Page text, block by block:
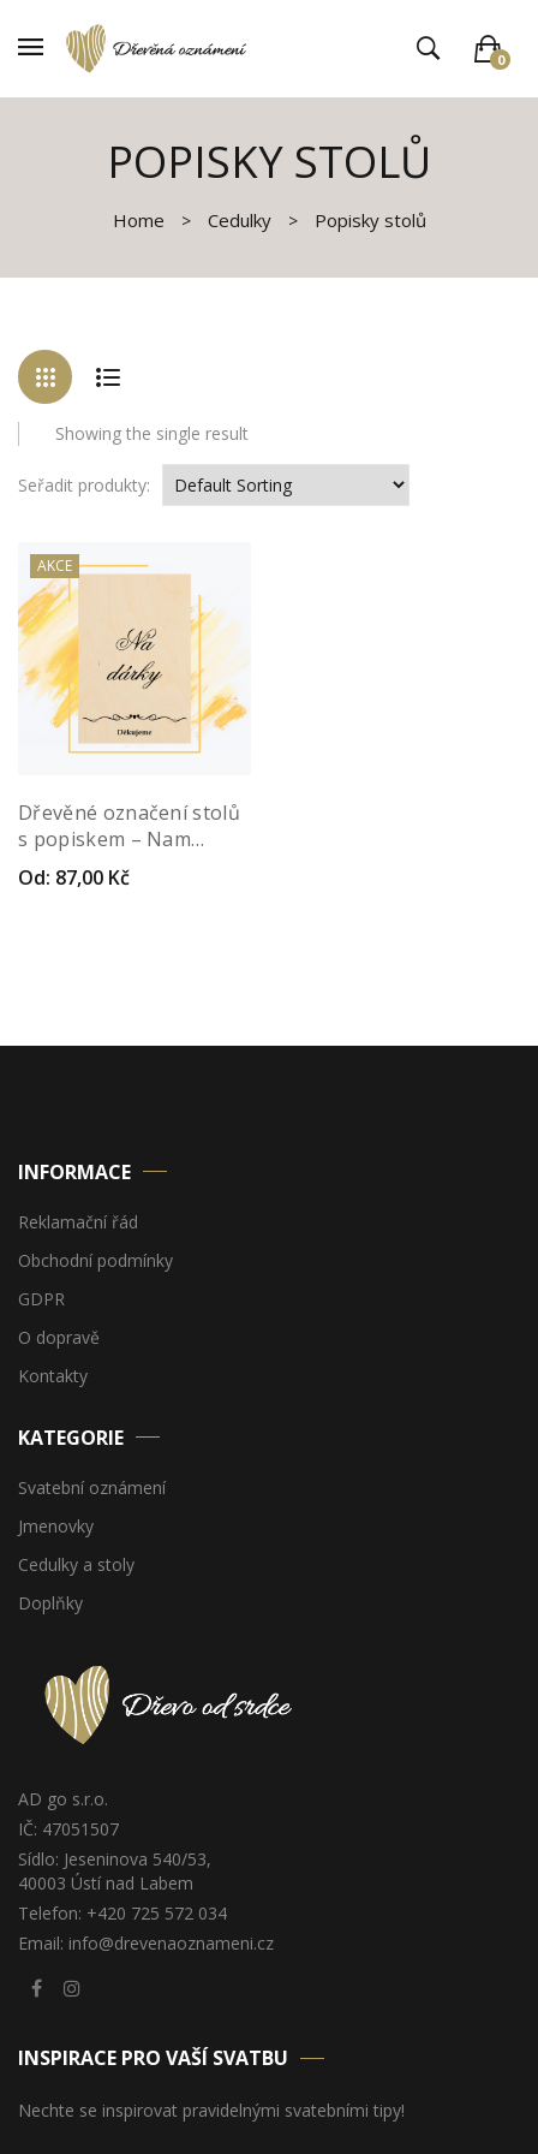
0
POPISKY STOLŮ
Home Cedulky Popisky stolů
Showing the single result
Seřadit produkty:
AKCE
Dřevěné označení stolů
s popiskem – Nam
munera
Od: 87,00 Kč
INFORMACE
Reklamační řád
Obchodní podmínky
GDPR
O dopravě
Kontakty
KATEGORIE
Svatební oznámení
Jmenovky
Cedulky a stoly
Doplňky
AD go s.r.o.
IČ: 47051507
Sídlo: Jeseninova 540/53,
40003 Ústí nad Labem
Telefon: +420 725 572 034
Email: info@drevenaoznameni.cz
INSPIRACE PRO VAŠÍ SVATBU
Nechte se inspirovat pravidelnými svatebními tipy!